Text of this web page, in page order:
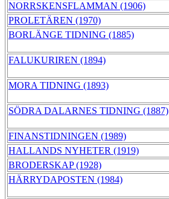
NORRSKENSFLAMMAN (1906)
PROLETÄREN (1970)
BORLÄNGE TIDNING (1885)
FALUKURIREN (1894)
MORA TIDNING (1893)
SÖDRA DALARNES TIDNING (1887)
FINANSTIDNINGEN (1989)
HALLANDS NYHETER (1919)
BRODERSKAP (1928)
HÄRRYDAPOSTEN (1984)